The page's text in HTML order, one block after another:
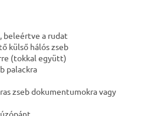
beleértve a rudat
külső hálós zseb
(tokkal együtt)
palackra
zseb dokumentumokra vagy